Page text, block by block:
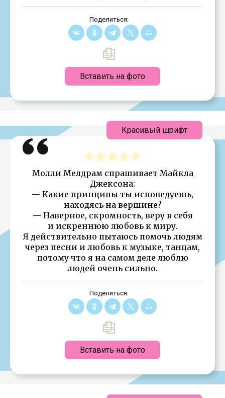
Поделиться:
Вставить на фото
Молли Мелдрам спрашивает Майкла
Джексона:
— Какие принципы ты исповедуешь,
находясь на вершине?
— Наверное, скромность, веру в себя
и искреннюю любовь к миру.
Я действительно пытаюсь помочь людям
через песни и любовь к музыке, танцам,
потому что я на самом деле люблю
людей очень сильно.
Поделиться:
Вставить на фото
Красивый шрифт